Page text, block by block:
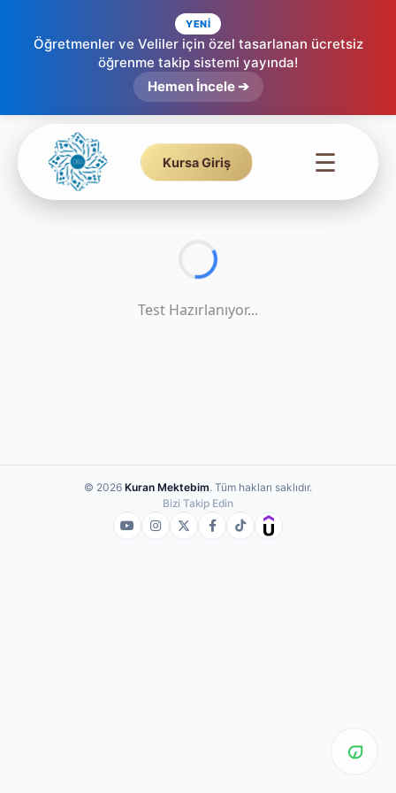
YENİ
Öğretmenler ve Veliler için özel tasarlanan ücretsiz
öğrenme takip sistemi yayında!
Hemen İncele ➔
Kursa Giriş ☰
Tecvid Testi - Tüm Konular - 9
Test Hazırlanıyor...
© 2026 Kuran Mektebim. Tüm hakları saklıdır.
Bizi Takip Edin